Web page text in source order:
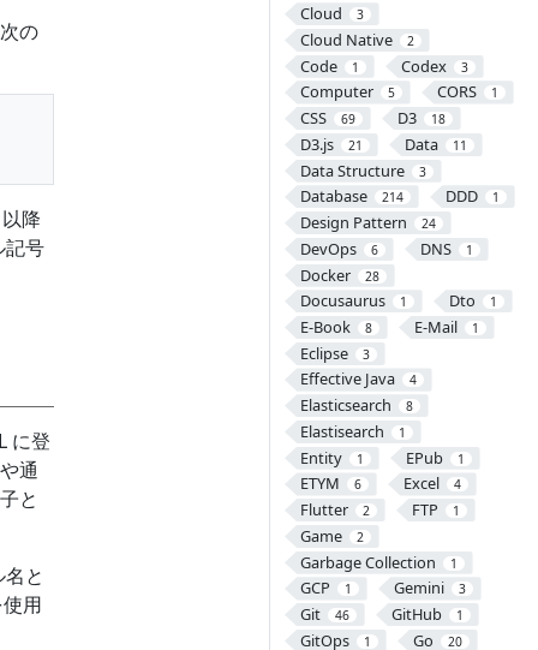
Cloud 3
Cloud Native 2
Code 1 Codex 3
Computer 5 CORS 1
CSS 69 D3 18
D3.js 21 Data 11
Data Structure 3
Database 214 DDD 1
Design Pattern 24
DevOps 6 DNS 1
Docker 28
Docusaurus 1 Dto 1
E-Book 8 E-Mail 1
Eclipse 3
Effective Java 4
Elasticsearch 8
Elastisearch 1
Entity 1 EPub 1
ETYM 6 Excel 4
Flutter 2 FTP 1
Game 2
Garbage Collection 1
GCP 1 Gemini 3
Git 46 GitHub 1
GitOps 1 Go 20
の
降
記号
に登
通
と
と
用